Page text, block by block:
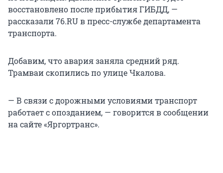
восстановлено после прибытия ГИБДД, —
рассказали 76.RU в пресс-службе департамента
транспорта.
Добавим, что авария заняла средний ряд.
Трамваи скопились по улице Чкалова.
— В связи с дорожными условиями транспорт
работает с опозданием, — говорится в сообщении
на сайте «Яргортранс».